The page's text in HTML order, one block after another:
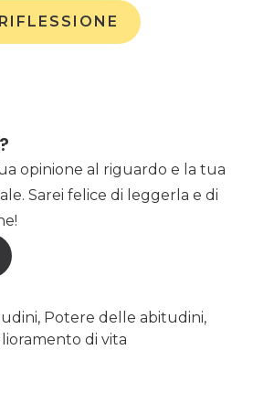
opinione al riguardo e la tua
Sarei felice di leggerla e di
Potere delle abitudini,
di vita